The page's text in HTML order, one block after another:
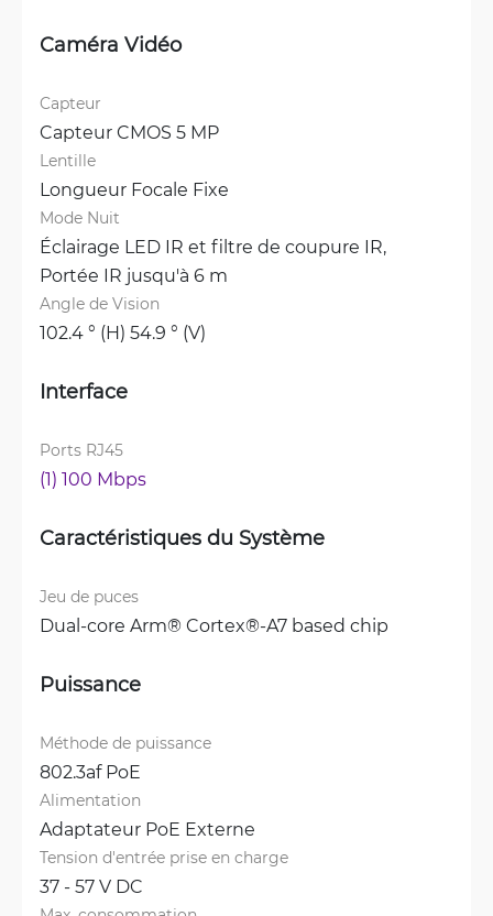
Caméra Vidéo
Capteur
Capteur CMOS 5 MP
Lentille
Longueur Focale Fixe
Mode Nuit
Éclairage LED IR et filtre de coupure IR,
Portée IR jusqu'à 6 m
Angle de Vision
102.4 ° (H) 54.9 ° (V)
Interface
Ports RJ45
(1) 100 Mbps
Caractéristiques du Système
Jeu de puces
Dual-core Arm® Cortex®-A7 based chip
Puissance
Méthode de puissance
802.3af PoE
Alimentation
Adaptateur PoE Externe
Tension d'entrée prise en charge
37 - 57 V DC